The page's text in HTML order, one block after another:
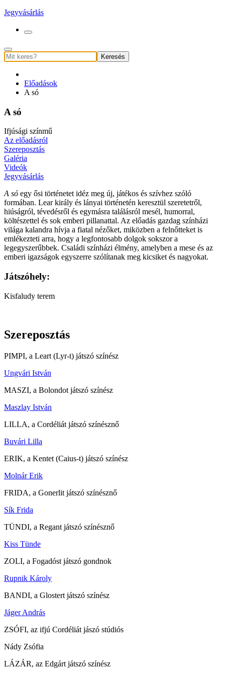
Jegyvásárlás
Keresés
Előadások
A só
A só
Ifjúsági színmű
Az előadásról
Szereposztás
Galéria
Videók
Jegyvásárlás
A só egy ősi történetet idéz meg új, játékos és szívhez szóló
formában. Lear király és lányai történetén keresztül szeretetről,
hiúságról, tévedésről és egymásra találásról mesél, humorral,
költészettel és sok emberi pillanattal. Az előadás gazdag színházi
világa kalandra hívja a fiatal nézőket, miközben a felnőtteket is
emlékezteti arra, hogy a legfontosabb dolgok sokszor a
legegyszerűbbek. Családi színházi élmény, amelyben a mese és az
emberi igazságok egyszerre szólítanak meg kicsiket és nagyokat.
Játszóhely:
Kisfaludy terem
Szereposztás
PIMPI, a Leart (Lyr-t) játszó színész
Ungvári István
MASZI, a Bolondot játszó színész
Maszlay István
LILLA, a Cordéliát játszó színésznő
Buvári Lilla
ERIK, a Kentet (Caius-t) játszó színész
Molnár Erik
FRIDA, a Gonerlit játszó színésznő
Sík Frida
TÜNDI, a Regant játszó színésznő
Kiss Tünde
ZOLI, a Fogadóst játszó gondnok
Rupnik Károly
BANDI, a Glostert játszó színész
Jáger András
ZSÓFI, az ifjú Cordéliát jászó stúdiós
Nády Zsófia
LÁZÁR, az Edgárt játszó színész